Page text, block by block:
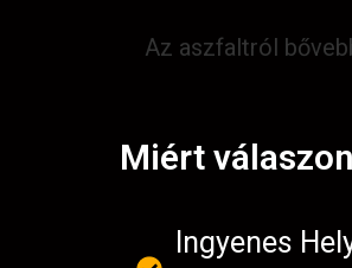
Az aszfaltról
Miért
Ingyenes